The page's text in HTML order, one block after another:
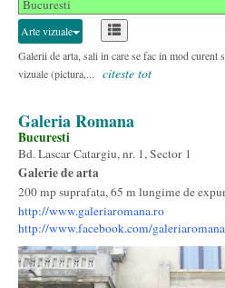
Arte vizuale
Galerii de arta, sali in care se fac in mod curent
vizuale (pictura,...
citeste tot
Galeria Romana
Bucuresti
Bd. Lascar Catargiu, nr. 1, Sector 1
Galerie de arta
200 mp suprafata, 65 m lungime de
http://www.galeriaromana.ro
http://www.facebook.com/galeriaromana